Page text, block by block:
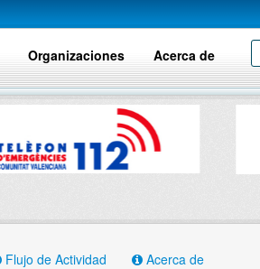
Organizaciones Acerca de
Flujo de Actividad Acerca de